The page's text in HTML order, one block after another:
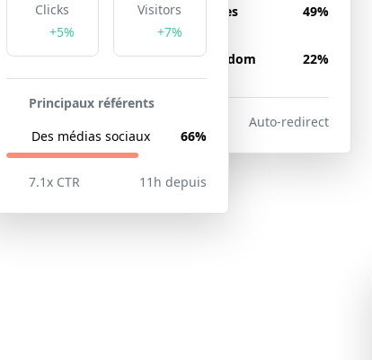
Live
United States 49%
United Kingdom 22%
Auto-redirect
Clicks
+5%
Visitors
+7%
Principaux référents
Des médias sociaux
66%
7.1x CTR 11h depuis